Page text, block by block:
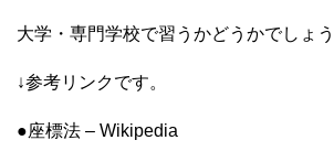
大学・専門学校で習うかどうかでしょう
↓参考リンクです。
●座標法 – Wikipedia